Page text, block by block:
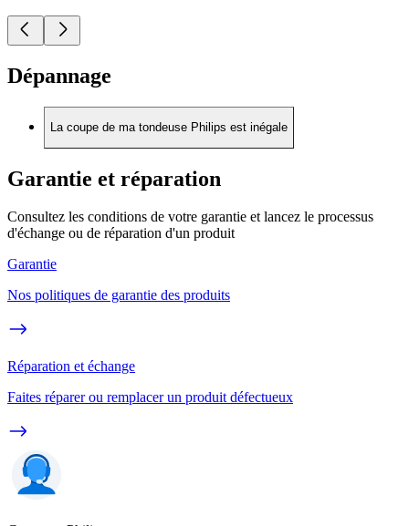
Dépannage
La coupe de ma tondeuse Philips est inégale
Garantie et réparation
Consultez les conditions de votre garantie et lancez le processus
d'échange ou de réparation d'un produit
Garantie
Nos politiques de garantie des produits
Réparation et échange
Faites réparer ou remplacer un produit défectueux